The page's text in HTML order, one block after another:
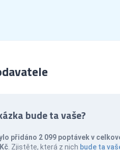
bude ta vaše?
přidáno 2 099 poptávek v
. Zjistěte, která z nich bude ta